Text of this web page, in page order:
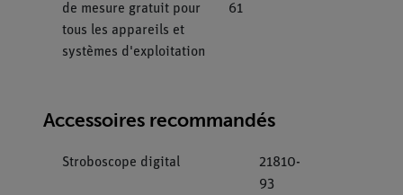
de mesure gratuit pour
tous les appareils et
systèmes d'exploitation
61
Accessoires recommandés
Stroboscope digital
21810-
93